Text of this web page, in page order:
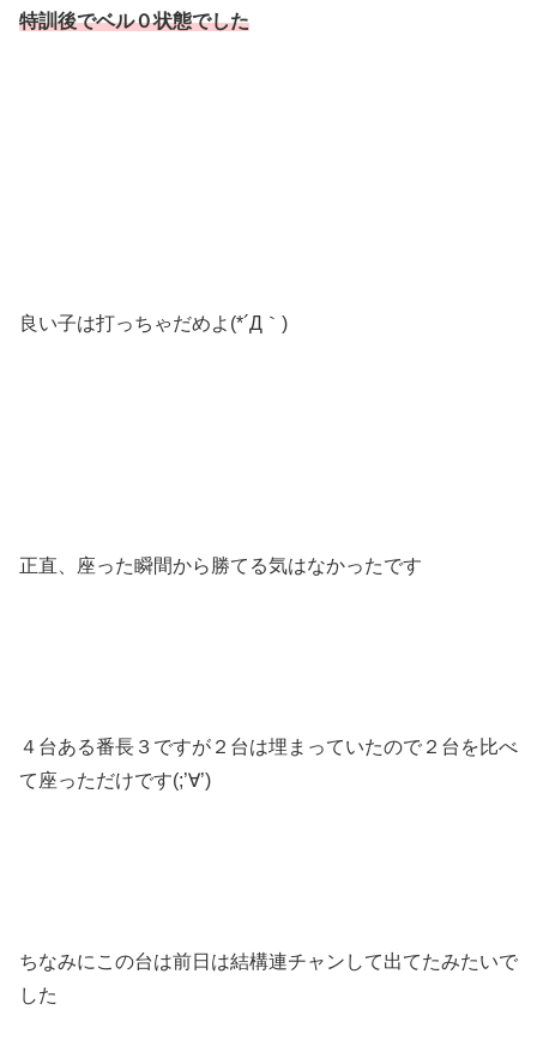
特訓後でベル０状態でした
良い子は打っちゃだめよ(*´Д｀)
正直、座った瞬間から勝てる気はなかったです
４台ある番長３ですが２台は埋まっていたので２台を比べ
て座っただけです(;’∀’)
ちなみにこの台は前日は結構連チャンして出てたみたいで
した